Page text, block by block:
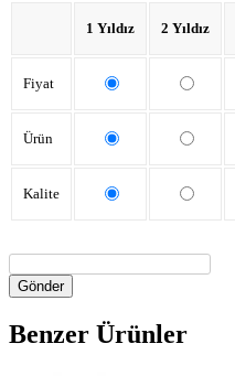
1 Yıldız 2 Yıldız
Fiyat
Ürün
Kalite
Gönder
Benzer Ürünler